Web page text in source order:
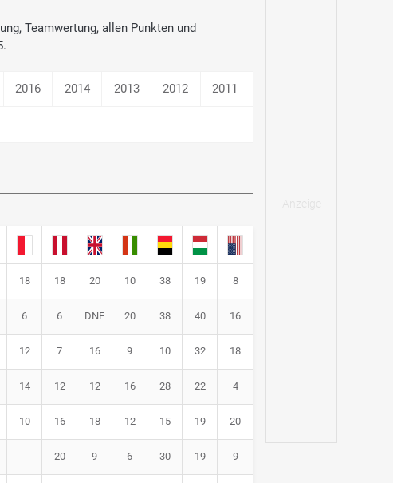
Teamwertung, allen Punkten und
2016 2014 2013 2012 2011
18 18 20 10 38 19 8
6 6 DNF 20 38 40 16
12 7 16 9 10 32 18
14 12 12 16 28 22 4
10 16 18 12 15 19 20
- 20 9 6 30 19 9